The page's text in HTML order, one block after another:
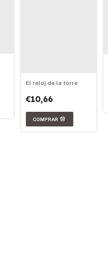
El reloj de la torre
€10,66